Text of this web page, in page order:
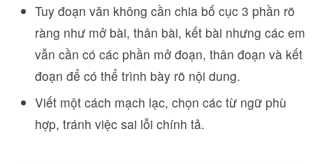
Tuy đoạn văn không cần chia bố cục 3 phần rõ
ràng như mở bài, thân bài, kết bài nhưng các em
vẫn cần có các phần mở đoạn, thân đoạn và kết
đoạn để có thể trình bày rõ nội dung.
Viết một cách mạch lạc, chọn các từ ngữ phù
hợp, tránh việc sai lỗi chính tả.